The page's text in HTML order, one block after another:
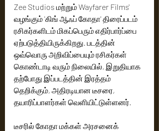
Zee Studios மற்றும் Wayfarer Films'
வழங்கும் 'கிங் ஆஃப் கோதா' திரைப்படம்
ரசிகர்களிடம் மிகப்பெரும் எதிர்பார்ப்பை
ஏற்படுத்தியிருக்கிறது. படத்தின்
ஒவ்வொரு அறிவிப்பையும் ரசிகர்கள்
கொண்டாடி வரும் நிலையில், இறுதியாக
தற்போது இப்படத்தின் இரத்தம்
தெறிக்கும், அதிரடியான டீசரை,
தயாரிப்பாளர்கள் வெளியிட்டுள்ளனர்.
டீசரில் கோதா மக்கள் அரசனைக்